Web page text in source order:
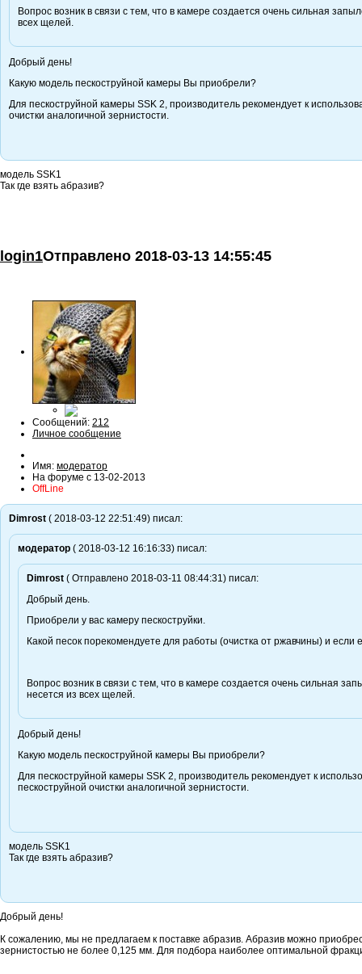
Вопрос возник в связи с тем, что в камере создается очень сильная
всех щелей.
Добрый день!
Какую модель пескоструйной камеры Вы приобрели?
Для пескоструйной камеры SSK 2, производитель рекомендует к
очистки аналогичной зернистости.
модель SSK1
Так где взять абразив?
login1Отправлено 2018-03-13 14:55:45
Сообщений: 212
Личное сообщение
Имя: модератор
На форуме с 13-02-2013
OffLine
Dimrost ( 2018-03-12 22:51:49) писал:
модератор ( 2018-03-12 16:16:33) писал:
Dimrost ( Отправлено 2018-03-11 08:44:31) писал:
Добрый день.
Приобрели у вас камеру пескоструйки.
Какой песок порекомендуете для работы (очистка от ржавчины) и если
Вопрос возник в связи с тем, что в камере создается очень сильная
несется из всех щелей.
Добрый день!
Какую модель пескоструйной камеры Вы приобрели?
Для пескоструйной камеры SSK 2, производитель рекомендует к
пескоструйной очистки аналогичной зернистости.
модель SSK1
Так где взять абразив?
Добрый день!
К сожалению, мы не предлагаем к поставке абразив. Абразив можно
зернистостью не более 0,125 мм. Для подбора наиболее оптимальной